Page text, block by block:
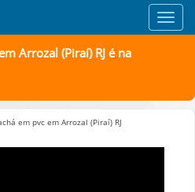
Arrozal (Piraí) RJ é na
em pvc em Arrozal (Piraí) RJ